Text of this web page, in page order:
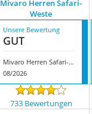
Mivaro Herren Safari-
Weste
Unsere Bewertung
GUT
Mivaro Herren Safari-Weste
08/2026
733 Bewertungen